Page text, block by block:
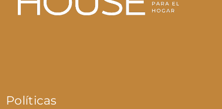
Políticas